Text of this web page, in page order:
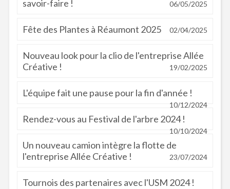
savoir-faire !
06/05/2025
Fête des Plantes à Réaumont 2025 02/04/2025
Nouveau look pour la clio de l'entreprise Allée
Créative !
19/02/2025
L'équipe fait une pause pour la fin d'année !
10/12/2024
Rendez-vous au Festival de l'arbre 2024 !
10/10/2024
Un nouveau camion intègre la flotte de
l'entreprise Allée Créative !
23/07/2024
Tournois des partenaires avec l'USM 2024 !